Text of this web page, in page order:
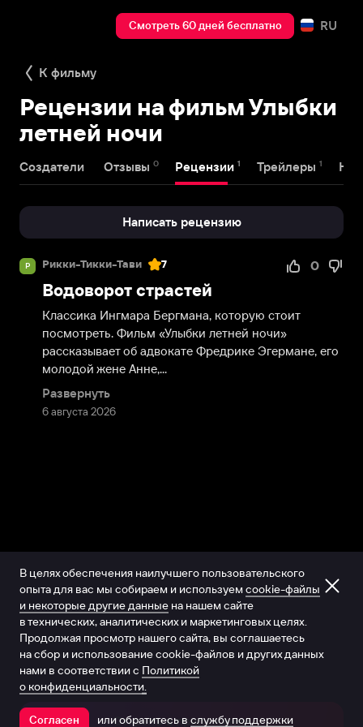
Смотреть 60 дней бесплатно RU
К фильму
Рецензии на фильм Улыбки
летней ночи
Создатели Отзывы 0 Рецензии 1 Трейлеры 1
Написать рецензию
Р Рикки-Тикки-Тави
6 августа 2026
7 0
Водоворот страстей
Классика Ингмара Бергмана, которую стоит
посмотреть. Фильм «Улыбки летней ночи»
рассказывает об адвокате Фредрике Эгермане, его
молодой жене Анне,...
Развернуть
Открыть в приложении
В целях обеспечения наилучшего пользовательского
опыта для вас мы собираем и используем cookie-файлы
и некоторые другие данные на нашем сайте
в технических, аналитических и маркетинговых целях.
Продолжая просмотр нашего сайта, вы соглашаетесь
на сбор и использование cookie-файлов и других данных
нами в соответствии с Политикой
о конфиденциальности.
Согласен или обратитесь в службу поддержки